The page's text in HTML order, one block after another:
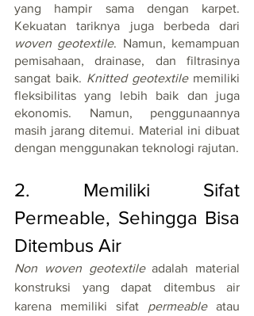
yang hampir sama dengan karpet.
woven geotextile. Namun, kemampuan
pemisahaan, drainase, dan filtrasinya
sangat baik. Knitted geotextile memiliki
fleksibilitas yang lebih baik dan juga
ekonomis. Namun, penggunaannya
masih jarang ditemui. Material ini dibuat
2. Memiliki Sifat
Permeable, Sehingga Bisa
Ditembus Air
Non woven geotextile adalah material
konstruksi yang dapat ditembus air
karena memiliki sifat permeable atau